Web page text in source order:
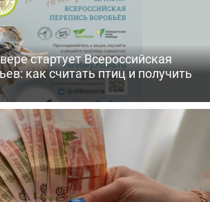
стартует Всероссийская
как считать птиц и получить